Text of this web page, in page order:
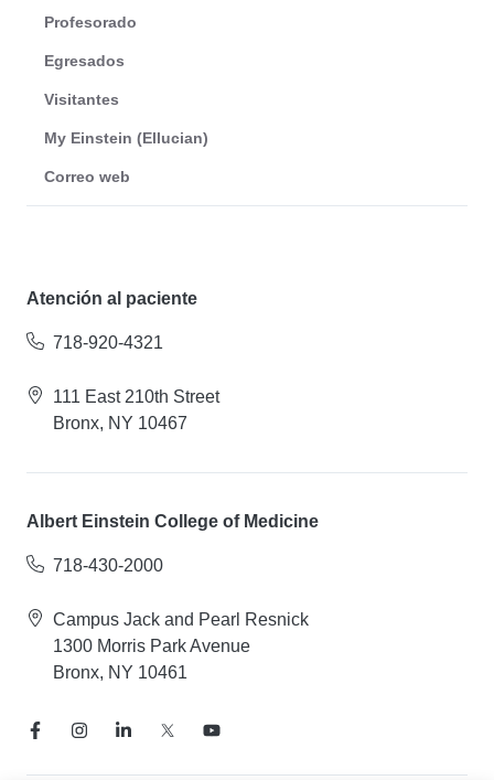
Profesorado
Egresados
Visitantes
My Einstein (Ellucian)
Correo web
Atención al paciente
718-920-4321
111 East 210th Street
Bronx, NY 10467
Albert Einstein College of Medicine
718-430-2000
Campus Jack and Pearl Resnick
1300 Morris Park Avenue
Bronx, NY 10461